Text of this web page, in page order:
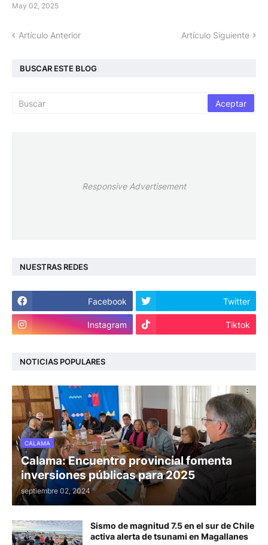
May 02, 2025
Artículo Anterior Artículo Siguiente
BUSCAR ESTE BLOG
Responsive Advertisement
NUESTRAS REDES
Facebook Twitter
Instagram Tiktok
NOTICIAS POPULARES
CALAMA
Calama: Encuentro provincial fomenta
inversiones públicas para 2025
septiembre 02, 2024
Sismo de magnitud 7.5 en el sur de Chile
activa alerta de tsunami en Magallanes